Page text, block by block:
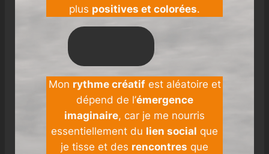
plus positives et colorées.
Mon rythme créatifest aléatoire et
dépend de l’émergence
imaginaire, car je me nourris
essentiellement du lien social que
je tisse et des rencontres que